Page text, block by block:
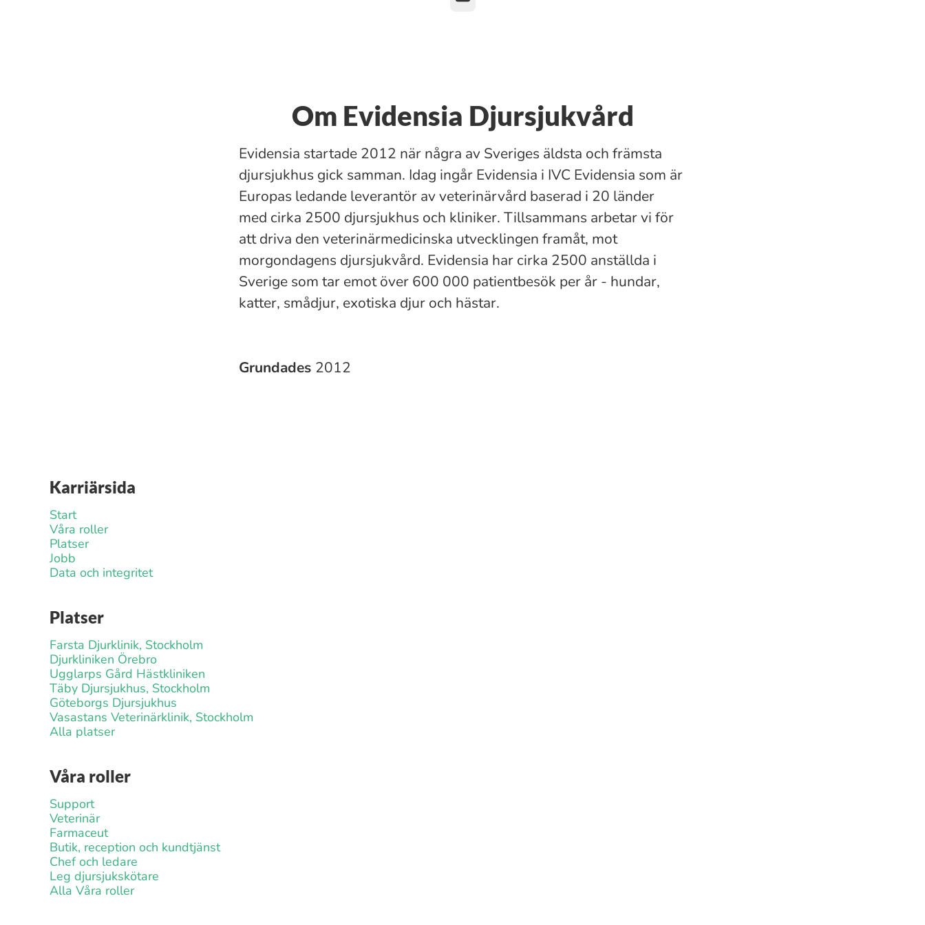
Om Evidensia Djursjukvård
Evidensia startade 2012 när några av Sveriges äldsta och främsta
djursjukhus gick samman. Idag ingår Evidensia i IVC Evidensia som är
Europas ledande leverantör av veterinärvård baserad i 20 länder
med cirka 2500 djursjukhus och kliniker. Tillsammans arbetar vi för
att driva den veterinärmedicinska utvecklingen framåt, mot
morgondagens djursjukvård. Evidensia har cirka 2500 anställda i
Sverige som tar emot över 600 000 patientbesök per år - hundar,
katter, smådjur, exotiska djur och hästar.
Grundades 2012
Karriärsida
Start
Våra roller
Platser
Jobb
Data och integritet
Platser
Farsta Djurklinik, Stockholm
Djurkliniken Örebro
Ugglarps Gård Hästkliniken
Täby Djursjukhus, Stockholm
Göteborgs Djursjukhus
Vasastans Veterinärklinik, Stockholm
Alla platser
Våra roller
Support
Veterinär
Farmaceut
Butik, reception och kundtjänst
Chef och ledare
Leg djursjukskötare
Alla Våra roller